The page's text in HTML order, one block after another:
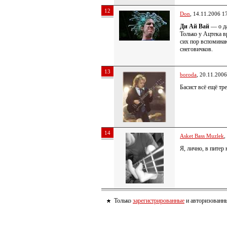
12 Don , 14.11.2006
Ди Ай Вай — о
Только у Ацтека
сих пор
снеговичков.
13 boroda ,
Басист всё ещё
14 Asket Bass Muzlek
Я, лично, в
Только зарегистрированные и